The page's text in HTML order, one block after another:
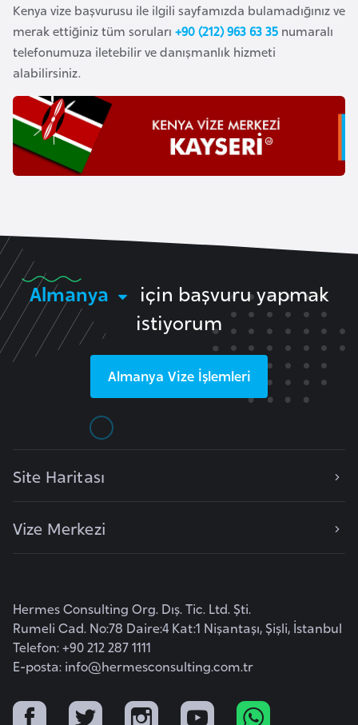
Kenya vize başvurusu ile ilgili sayfamızda bulamadığınız ve
merak ettiğiniz tüm soruları +90 (212) 963 63 35 numaralı
telefonumuza iletebilir ve danışmanlık hizmeti
alabilirsiniz.
Almanya
için başvuru yapmak
istiyorum
Almanya Vize İşlemleri
Site Haritası
Vize Merkezi
Hermes Consulting Org. Dış. Tic. Ltd. Şti.
Rumeli Cad. No:78 Daire:4 Kat:1 Nişantaşı, Şişli, İstanbul
Telefon: +90 212 287 1111
E-posta: info@hermesconsulting.com.tr
k
a
m
o
t
k
K
n
g
r
a
n
E
r